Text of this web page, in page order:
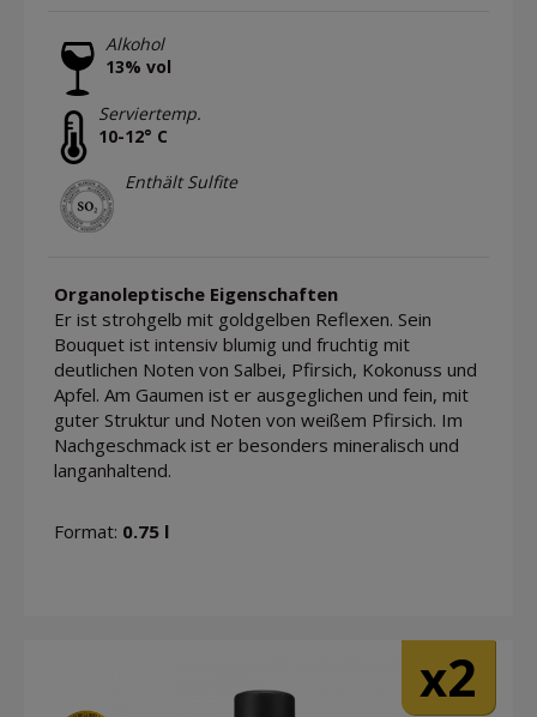
Alkohol
13% vol
Serviertemp.
10-12° C
Enthält Sulfite
Organoleptische Eigenschaften
Er ist strohgelb mit goldgelben Reflexen. Sein
Bouquet ist intensiv blumig und fruchtig mit
deutlichen Noten von Salbei, Pfirsich, Kokonuss und
Apfel. Am Gaumen ist er ausgeglichen und fein, mit
guter Struktur und Noten von weißem Pfirsich. Im
Nachgeschmack ist er besonders mineralisch und
langanhaltend.
Format: 0.75 l
x2